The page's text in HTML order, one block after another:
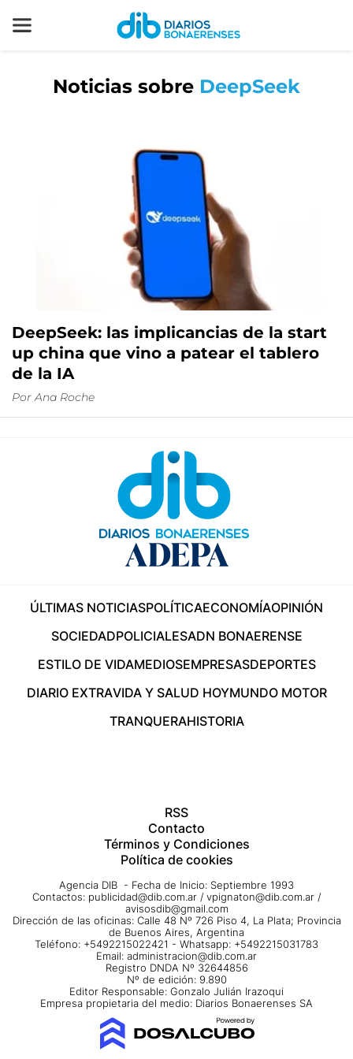
Noticias sobre DeepSeek
DeepSeek: las implicancias de la start
up china que vino a patear el tablero
de la IA
Por Ana Roche
ÚLTIMAS NOTICIASPOLÍTICAECONOMÍAOPINIÓN
SOCIEDADPOLICIALESADN BONAERENSE
ESTILO DE VIDAMEDIOSEMPRESASDEPORTES
DIARIO EXTRAVIDA Y SALUD HOYMUNDO MOTOR
TRANQUERAHISTORIA
RSS
Contacto
Términos y Condiciones
Política de cookies
Agencia DIB - Fecha de Inicio: Septiembre 1993
Contactos: publicidad@dib.com.ar / vpignaton@dib.com.ar /
avisosdib@gmail.com
Dirección de las oficinas: Calle 48 Nº 726 Piso 4, La Plata; Provincia
de Buenos Aires, Argentina
Teléfono: +5492215022421 - Whatsapp: +5492215031783
Email: administracion@dib.com.ar
Registro DNDA Nº 32644856
Nº de edición: 9.890
Editor Responsable: Gonzalo Julián Irazoqui
Empresa propietaria del medio: Diarios Bonaerenses SA